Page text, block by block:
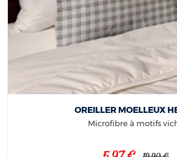
OREILLER MOELLEUX
Microfibre à motifs